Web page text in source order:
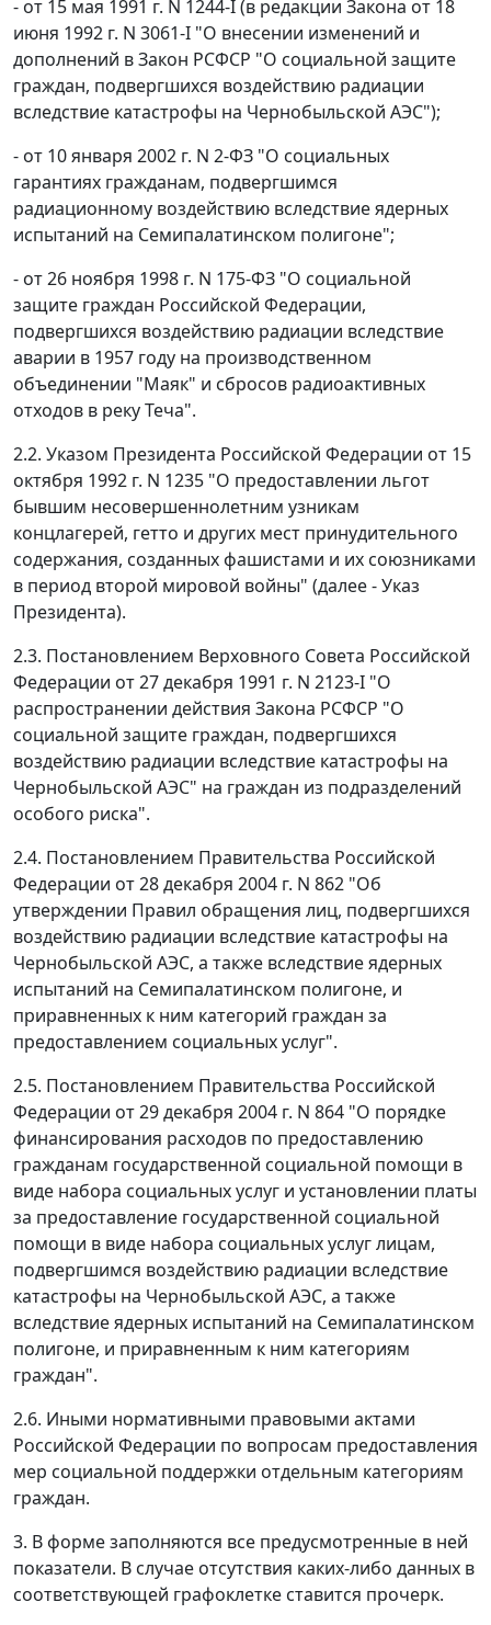
- от 15 мая 1991 г. N 1244-I (в редакции Закона от 18
июня 1992 г. N 3061-I "О внесении изменений и
дополнений в Закон РСФСР "О социальной защите
граждан, подвергшихся воздействию радиации
вследствие катастрофы на Чернобыльской АЭС");
- от 10 января 2002 г. N 2-ФЗ "О социальных
гарантиях гражданам, подвергшимся
радиационному воздействию вследствие ядерных
испытаний на Семипалатинском полигоне";
- от 26 ноября 1998 г. N 175-ФЗ "О социальной
защите граждан Российской Федерации,
подвергшихся воздействию радиации вследствие
аварии в 1957 году на производственном
объединении "Маяк" и сбросов радиоактивных
отходов в реку Теча".
2.2. Указом Президента Российской Федерации от 15
октября 1992 г. N 1235 "О предоставлении льгот
бывшим несовершеннолетним узникам
концлагерей, гетто и других мест принудительного
содержания, созданных фашистами и их союзниками
в период второй мировой войны" (далее - Указ
Президента).
2.3. Постановлением Верховного Совета Российской
Федерации от 27 декабря 1991 г. N 2123-I "О
распространении действия Закона РСФСР "О
социальной защите граждан, подвергшихся
воздействию радиации вследствие катастрофы на
Чернобыльской АЭС" на граждан из подразделений
особого риска".
2.4. Постановлением Правительства Российской
Федерации от 28 декабря 2004 г. N 862 "Об
утверждении Правил обращения лиц, подвергшихся
воздействию радиации вследствие катастрофы на
Чернобыльской АЭС, а также вследствие ядерных
испытаний на Семипалатинском полигоне, и
приравненных к ним категорий граждан за
предоставлением социальных услуг".
2.5. Постановлением Правительства Российской
Федерации от 29 декабря 2004 г. N 864 "О порядке
финансирования расходов по предоставлению
гражданам государственной социальной помощи в
виде набора социальных услуг и установлении платы
за предоставление государственной социальной
помощи в виде набора социальных услуг лицам,
подвергшимся воздействию радиации вследствие
катастрофы на Чернобыльской АЭС, а также
вследствие ядерных испытаний на Семипалатинском
полигоне, и приравненным к ним категориям
граждан".
2.6. Иными нормативными правовыми актами
Российской Федерации по вопросам предоставления
мер социальной поддержки отдельным категориям
граждан.
3. В форме заполняются все предусмотренные в ней
показатели. В случае отсутствия каких-либо данных в
соответствующей графоклетке ставится прочерк.